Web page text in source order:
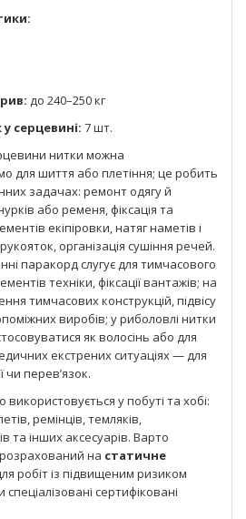
до 240–250 кг
у серцевині: 7 шт.
нитки можна
для шиття або плетіння; це робить
задачах: ремонт одягу й
або ременя, фіксація та
екіпіровки, натяг наметів і
організація сушіння речей.
паракорд слугує для тимчасового
техніки, фіксації вантажів; на
тимчасових конструкцій, підвісу
виробів; у риболовлі нитки
як волосінь або для
екстрених ситуаціях — для
чи перев’язок.
у побуті та хобі:
ремінців, темляків,
та інших аксесуарів. Варто
на статичне
робіт із підвищеним ризиком
сертифіковані